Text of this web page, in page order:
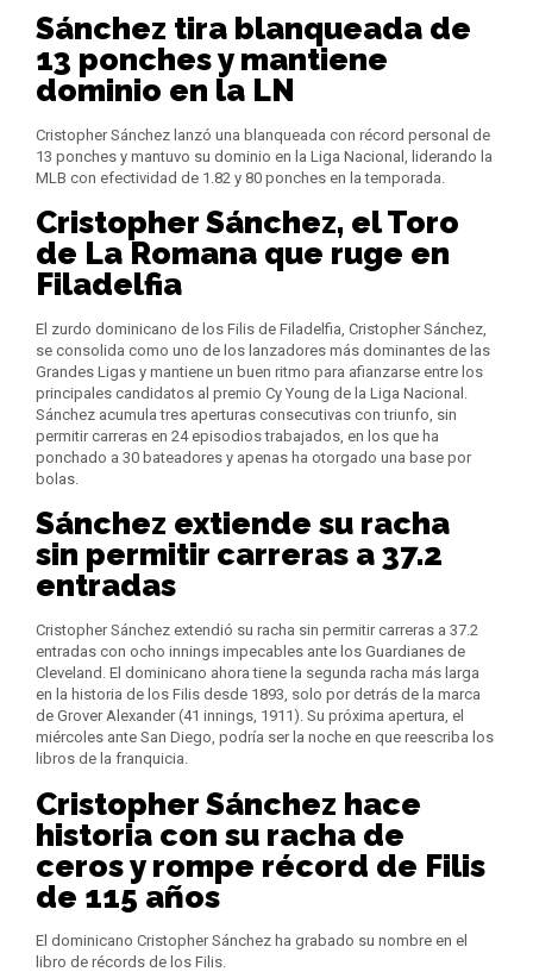
Sánchez tira blanqueada de
13 ponches y mantiene
dominio en la LN
Cristopher Sánchez lanzó una blanqueada con récord personal de
13 ponches y mantuvo su dominio en la Liga Nacional, liderando la
MLB con efectividad de 1.82 y 80 ponches en la temporada.
Cristopher Sánchez, el Toro
de La Romana que ruge en
Filadelfia
El zurdo dominicano de los Filis de Filadelfia, Cristopher Sánchez,
se consolida como uno de los lanzadores más dominantes de las
Grandes Ligas y mantiene un buen ritmo para afianzarse entre los
principales candidatos al premio Cy Young de la Liga Nacional.
Sánchez acumula tres aperturas consecutivas con triunfo, sin
permitir carreras en 24 episodios trabajados, en los que ha
ponchado a 30 bateadores y apenas ha otorgado una base por
bolas.
Sánchez extiende su racha
sin permitir carreras a 37.2
entradas
Cristopher Sánchez extendió su racha sin permitir carreras a 37.2
entradas con ocho innings impecables ante los Guardianes de
Cleveland. El dominicano ahora tiene la segunda racha más larga
en la historia de los Filis desde 1893, solo por detrás de la marca
de Grover Alexander (41 innings, 1911). Su próxima apertura, el
miércoles ante San Diego, podría ser la noche en que reescriba los
libros de la franquicia.
Cristopher Sánchez hace
historia con su racha de
ceros y rompe récord de Filis
de 115 años
El dominicano Cristopher Sánchez ha grabado su nombre en el
libro de récords de los Filis.